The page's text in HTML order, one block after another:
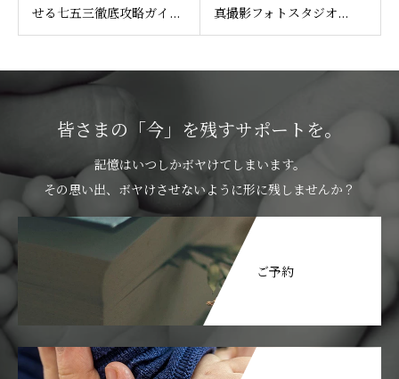
せる七五三徹底攻略ガイ...
真撮影フォトスタジオ...
皆さまの「今」を残すサポートを。
記憶はいつしかボヤけてしまいます。
その思い出、ボヤけさせないように形に残しませんか？
ご予約